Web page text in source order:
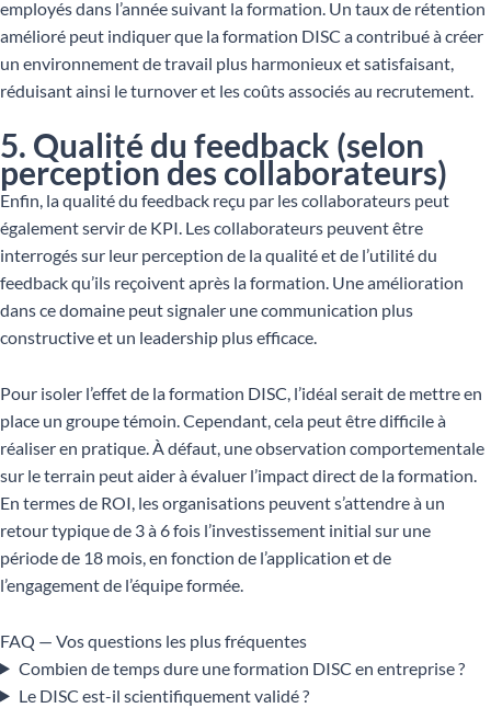
employés dans l’année suivant la formation. Un taux de rétention
amélioré peut indiquer que la formation DISC a contribué à créer
un environnement de travail plus harmonieux et satisfaisant,
réduisant ainsi le turnover et les coûts associés au recrutement.
5. Qualité du feedback (selon
perception des collaborateurs)
Enfin, la qualité du feedback reçu par les collaborateurs peut
également servir de KPI. Les collaborateurs peuvent être
interrogés sur leur perception de la qualité et de l’utilité du
feedback qu’ils reçoivent après la formation. Une amélioration
dans ce domaine peut signaler une communication plus
constructive et un leadership plus efficace.
Pour isoler l’effet de la formation DISC, l’idéal serait de mettre en
place un groupe témoin. Cependant, cela peut être difficile à
réaliser en pratique. À défaut, une observation comportementale
sur le terrain peut aider à évaluer l’impact direct de la formation.
En termes de ROI, les organisations peuvent s’attendre à un
retour typique de 3 à 6 fois l’investissement initial sur une
période de 18 mois, en fonction de l’application et de
l’engagement de l’équipe formée.
FAQ — Vos questions les plus fréquentes
Combien de temps dure une formation DISC en entreprise ?
Le DISC est-il scientifiquement validé ?